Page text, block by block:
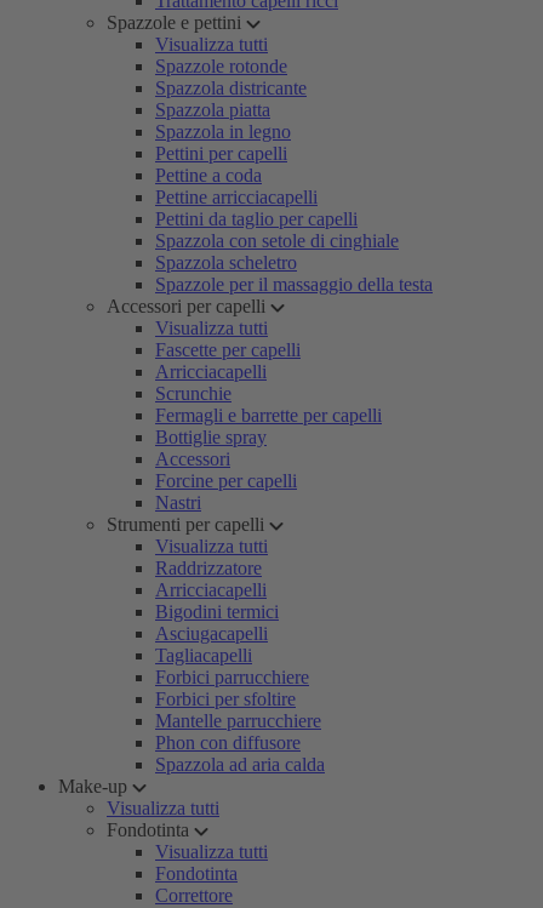
Spazzole e pettini
Visualizza tutti
Spazzole rotonde
Spazzola districante
Spazzola piatta
Spazzola in legno
Pettini per capelli
Pettine a coda
Pettine arricciacapelli
Pettini da taglio per capelli
Spazzola con setole di cinghiale
Spazzola scheletro
Spazzole per il massaggio della testa
Accessori per capelli
Visualizza tutti
Fascette per capelli
Arricciacapelli
Scrunchie
Fermagli e barrette per capelli
Bottiglie spray
Accessori
Forcine per capelli
Nastri
Strumenti per capelli
Visualizza tutti
Raddrizzatore
Arricciacapelli
Bigodini termici
Asciugacapelli
Tagliacapelli
Forbici parrucchiere
Forbici per sfoltire
Mantelle parrucchiere
Phon con diffusore
Spazzola ad aria calda
Make-up
Visualizza tutti
Fondotinta
Visualizza tutti
Fondotinta
Correttore